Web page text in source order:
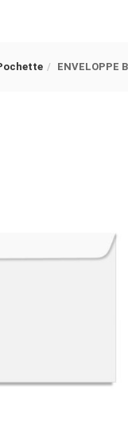
ENVELOPPE